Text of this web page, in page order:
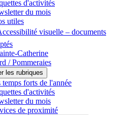
d'activités
du mois
utiles
visuelle – documents
Catherine
/ Pommeraies
temps forts de l'année
d'activités
du mois
de proximité